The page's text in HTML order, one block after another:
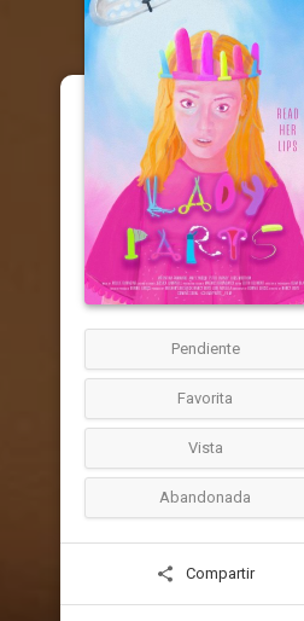
Pendiente
Favorita
Vista
Abandonada
Compartir